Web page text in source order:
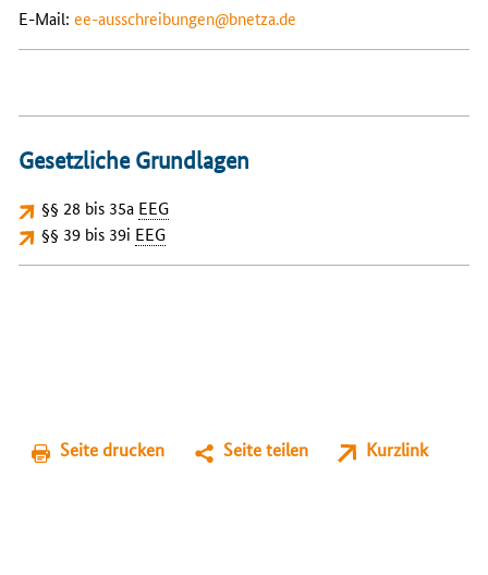
E-Mail: ee-ausschreibungen@bnetza.de
Gesetzliche Grundlagen
§§ 28 bis 35a EEG
§§ 39 bis 39i EEG
Seite drucken Seite teilen Kurzlink